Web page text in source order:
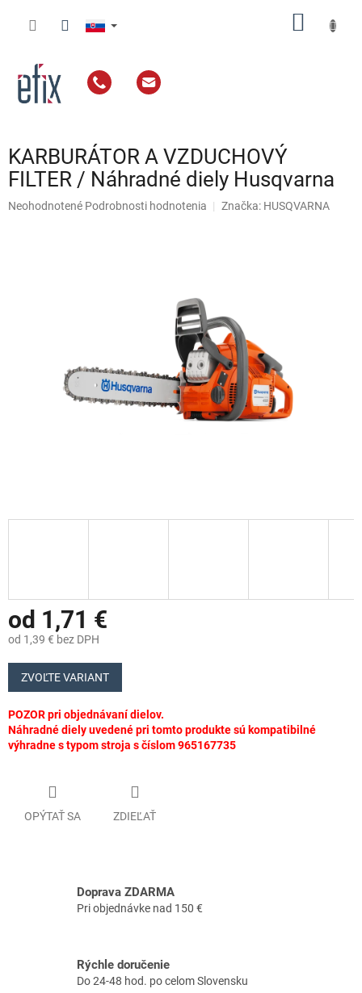
KARBURÁTOR A VZDUCHOVÝ
FILTER / Náhradné diely Husqvarna
Priemerné
Neohodnotené Podrobnosti hodnotenia Značka: HUSQVARNA
od 1,71 €
od 1,39 € bez DPH
Jednotková
cena:
ZVOĽTE VARIANT
POZOR pri objednávaní dielov.
Náhradné diely uvedené pri tomto produkte sú kompatibilné
výhradne s typom stroja s číslom 965167735
OPÝTAŤ SA ZDIEĽAŤ
Doprava ZDARMA
Pri objednávke nad 150 €
Rýchle doručenie
Do 24-48 hod. po celom Slovensku